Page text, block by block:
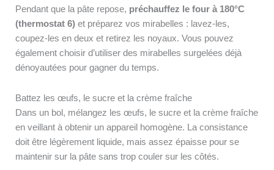
Pendant que la pâte repose, préchauffez le four à 180°C
(thermostat 6) et préparez vos mirabelles : lavez-les,
coupez-les en deux et retirez les noyaux. Vous pouvez
également choisir d’utiliser des mirabelles surgelées déjà
dénoyautées pour gagner du temps.
Battez les œufs, le sucre et la crème fraîche
Dans un bol, mélangez les œufs, le sucre et la crème fraîche
en veillant à obtenir un appareil homogène. La consistance
doit être légèrement liquide, mais assez épaisse pour se
maintenir sur la pâte sans trop couler sur les côtés.